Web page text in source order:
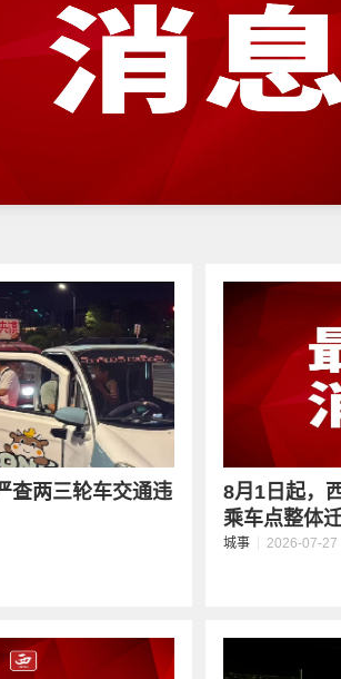
查两三轮车交通违
8月1日起，
乘车点整体
城事 2026-07-27